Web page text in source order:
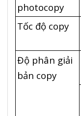
photocopy
Tốc độ copy
Độ phân giải
bản copy